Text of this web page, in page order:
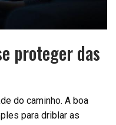
proteger das
do caminho. A boa
para driblar as